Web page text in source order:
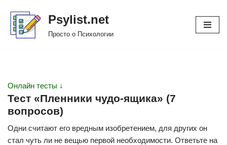
Перейти
Psylist.net
Просто о Психологии
Онлайн тесты ↓
Тест «Пленники чудо-ящика» (7
вопросов)
Одни считают его вредным изобретением, для других он
стал чуть ли не вещью первой необходимости. Ответьте на